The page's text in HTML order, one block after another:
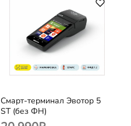
Смарт-терминал Эвотор 5
ST (без ФН)